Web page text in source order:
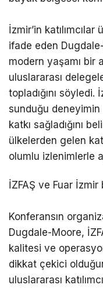
İzmir’in katılımcılar
ifade eden
modern yaşamı bir
uluslararası
topladığını
sunduğu deneyimin
katkı sağladığını
ülkelerden gelen
olumlu izlenimlerle
İZFAŞ ve Fuar
Konferansın
Dugdale-Moore,
kalitesi ve
dikkat çekici
uluslararası